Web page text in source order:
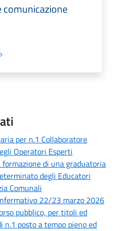
per n.1 Collaboratore
Operatori Esperti
di una graduatoria
degli Educatori
Comunali
22/23 marzo 2026
pubblico, per titoli ed
n.1 posto a tempo pieno ed